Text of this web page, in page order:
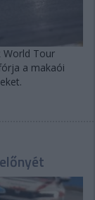
World Tour
a makaói